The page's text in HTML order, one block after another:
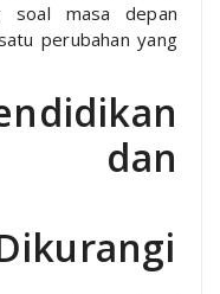
soal masa depan
perubahan yang
dan